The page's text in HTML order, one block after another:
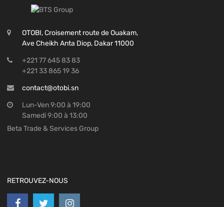
OTOBI, Croisement route de Ouakam,
Ave Cheikh Anta Diop, Dakar 11000
+221 77 645 83 83
+221 33 865 19 36
contact@otobi.sn
Lun-Ven 9:00 à 19:00
Samedi 9:00 à 13:00
Beta Trade & Services Group
RETROUVEZ-NOUS